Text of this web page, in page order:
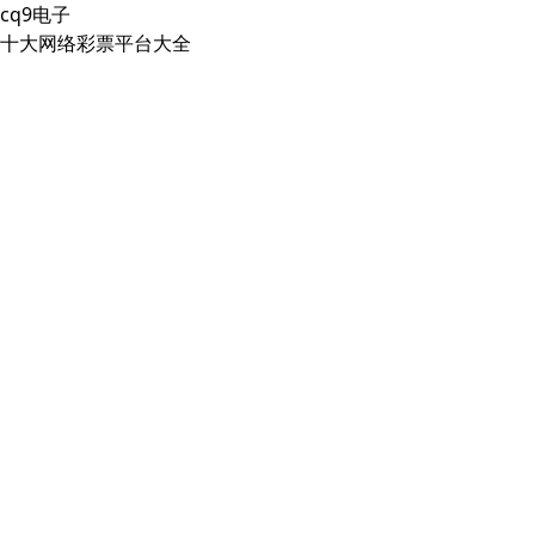
cq9电子
十大网络彩票平台大全